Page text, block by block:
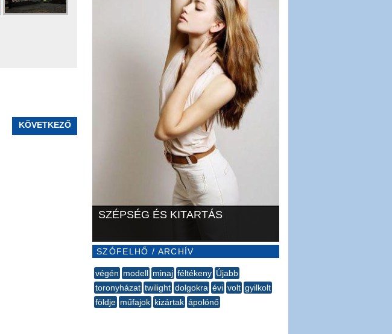
KÖVETKEZŐ
SZÉPSÉG ÉS KITARTÁS
SZÓFELHŐ / ARCHÍV
végén modell minaj féltékeny Újabb
toronyházat twilight dolgokra évi volt gyilkolt
földje műfajok kizártak ápolónő